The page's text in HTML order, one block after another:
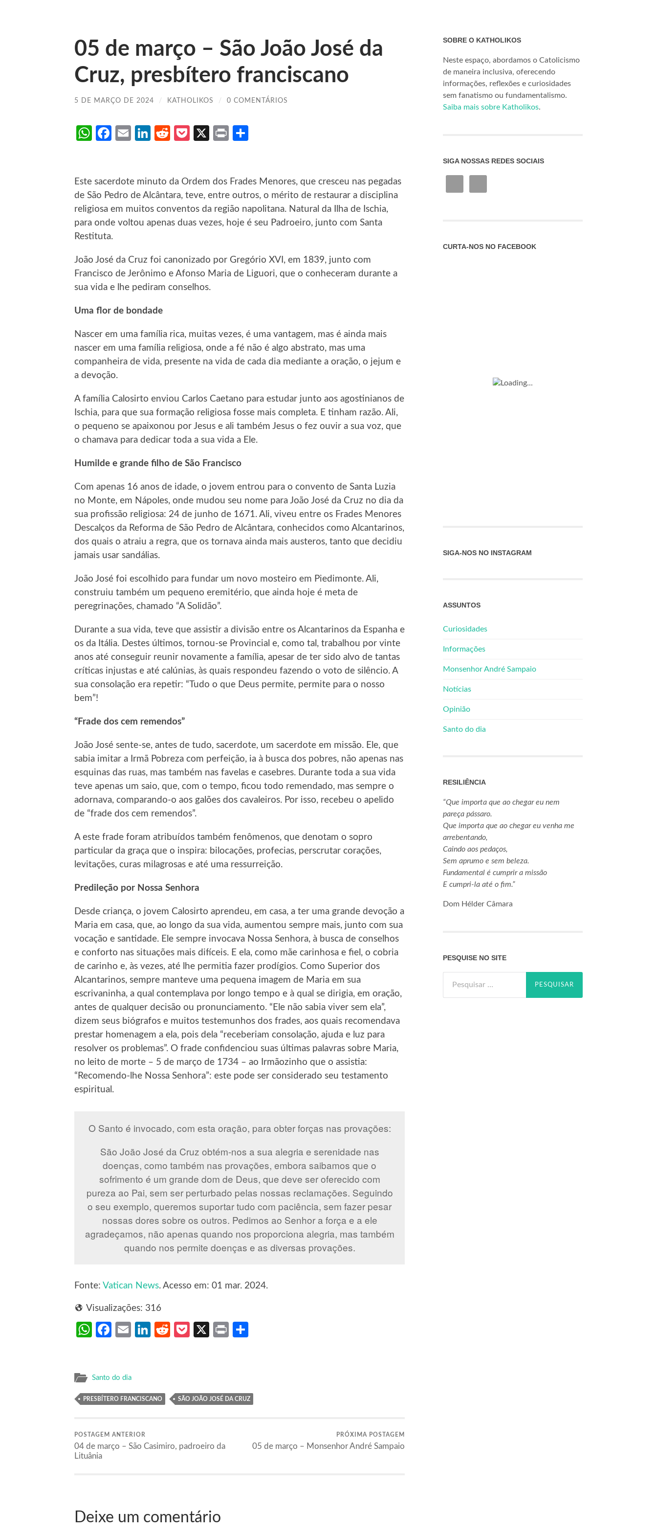
05 de março – São João José da
Cruz, presbítero franciscano
5 DE MARÇO DE 2024 / KATHOLIKOS / 0 COMENTÁRIOS
WhatsApp
Facebook
EmailLinkedIn
RedditPocket
X Print
Este sacerdote minuto da Ordem dos Frades Menores, que cresceu nas pegadas
de São Pedro de Alcântara, teve, entre outros, o mérito de restaurar a disciplina
religiosa em muitos conventos da região napolitana. Natural da Ilha de Ischia,
para onde voltou apenas duas vezes, hoje é seu Padroeiro, junto com Santa
Restituta.
João José da Cruz foi canonizado por Gregório XVI, em 1839, junto com
Francisco de Jerônimo e Afonso Maria de Liguori, que o conheceram durante a
sua vida e lhe pediram conselhos.
Uma flor de bondade
Nascer em uma família rica, muitas vezes, é uma vantagem, mas é ainda mais
nascer em uma família religiosa, onde a fé não é algo abstrato, mas uma
companheira de vida, presente na vida de cada dia mediante a oração, o jejum e
a devoção.
A família Calosirto enviou Carlos Caetano para estudar junto aos agostinianos de
Ischia, para que sua formação religiosa fosse mais completa. E tinham razão. Ali,
o pequeno se apaixonou por Jesus e ali também Jesus o fez ouvir a sua voz, que
o chamava para dedicar toda a sua vida a Ele.
Humilde e grande filho de São Francisco
Com apenas 16 anos de idade, o jovem entrou para o convento de Santa Luzia
no Monte, em Nápoles, onde mudou seu nome para João José da Cruz no dia da
sua profissão religiosa: 24 de junho de 1671. Ali, viveu entre os Frades Menores
Descalços da Reforma de São Pedro de Alcântara, conhecidos como Alcantarinos,
dos quais o atraiu a regra, que os tornava ainda mais austeros, tanto que decidiu
jamais usar sandálias.
João José foi escolhido para fundar um novo mosteiro em Piedimonte. Ali,
construiu também um pequeno eremitério, que ainda hoje é meta de
peregrinações, chamado “A Solidão”.
Durante a sua vida, teve que assistir a divisão entre os Alcantarinos da Espanha e
os da Itália. Destes últimos, tornou-se Provincial e, como tal, trabalhou por vinte
anos até conseguir reunir novamente a família, apesar de ter sido alvo de tantas
críticas injustas e até calúnias, às quais respondeu fazendo o voto de silêncio. A
sua consolação era repetir: “Tudo o que Deus permite, permite para o nosso
bem”!
“Frade dos cem remendos”
João José sente-se, antes de tudo, sacerdote, um sacerdote em missão. Ele, que
sabia imitar a Irmã Pobreza com perfeição, ia à busca dos pobres, não apenas nas
esquinas das ruas, mas também nas favelas e casebres. Durante toda a sua vida
teve apenas um saio, que, com o tempo, ficou todo remendado, mas sempre o
adornava, comparando-o aos galões dos cavaleiros. Por isso, recebeu o apelido
de “frade dos cem remendos”.
A este frade foram atribuídos também fenômenos, que denotam o sopro
particular da graça que o inspira: bilocações, profecias, perscrutar corações,
levitações, curas milagrosas e até uma ressurreição.
Predileção por Nossa Senhora
Desde criança, o jovem Calosirto aprendeu, em casa, a ter uma grande devoção a
Maria em casa, que, ao longo da sua vida, aumentou sempre mais, junto com sua
vocação e santidade. Ele sempre invocava Nossa Senhora, à busca de conselhos
e conforto nas situações mais difíceis. E ela, como mãe carinhosa e fiel, o cobria
de carinho e, às vezes, até lhe permitia fazer prodígios. Como Superior dos
Alcantarinos, sempre manteve uma pequena imagem de Maria em sua
escrivaninha, a qual contemplava por longo tempo e à qual se dirigia, em oração,
antes de qualquer decisão ou pronunciamento. “Ele não sabia viver sem ela”,
dizem seus biógrafos e muitos testemunhos dos frades, aos quais recomendava
prestar homenagem a ela, pois dela “receberiam consolação, ajuda e luz para
resolver os problemas”. O frade confidenciou suas últimas palavras sobre Maria,
no leito de morte – 5 de março de 1734 – ao Irmãozinho que o assistia:
“Recomendo-lhe Nossa Senhora”: este pode ser considerado seu testamento
espiritual.
O Santo é invocado, com esta oração, para obter forças nas provações:
São João José da Cruz obtém-nos a sua alegria e serenidade nas
doenças, como também nas provações, embora saibamos que o
sofrimento é um grande dom de Deus, que deve ser oferecido com
pureza ao Pai, sem ser perturbado pelas nossas reclamações. Seguindo
o seu exemplo, queremos suportar tudo com paciência, sem fazer pesar
nossas dores sobre os outros. Pedimos ao Senhor a força e a ele
agradeçamos, não apenas quando nos proporciona alegria, mas também
quando nos permite doenças e as diversas provações.
Fonte: Vatican News. Acesso em: 01 mar. 2024.
Visualizações: 316
WhatsApp
Facebook
EmailLinkedIn
RedditPocket
X Print
Santo do dia
PRESBÍTERO FRANCISCANO SÃO JOÃO JOSÉ DA CRUZ
POSTAGEM ANTERIOR
04 de março – São Casimiro, padroeiro da
Lituânia
PRÓXIMA POSTAGEM
05 de março – Monsenhor André Sampaio
Deixe um comentário
SOBRE O KATHOLIKOS
Neste espaço, abordamos o Catolicismo
de maneira inclusiva, oferecendo
informações, reflexões e curiosidades
sem fanatismo ou fundamentalismo.
Saiba mais sobre Katholikos.
SIGA NOSSAS REDES SOCIAIS
CURTA-NOS NO FACEBOOK
SIGA-NOS NO INSTAGRAM
ASSUNTOS
Curiosidades
Informações
Monsenhor André Sampaio
Notícias
Opinião
Santo do dia
RESILIÊNCIA
“Que importa que ao chegar eu nem
pareça pássaro.
Que importa que ao chegar eu venha me
arrebentando,
Caindo aos pedaços,
Sem aprumo e sem beleza.
Fundamental é cumprir a missão
E cumpri-la até o fim.”
Dom Hélder Câmara
PESQUISE NO SITE
por: